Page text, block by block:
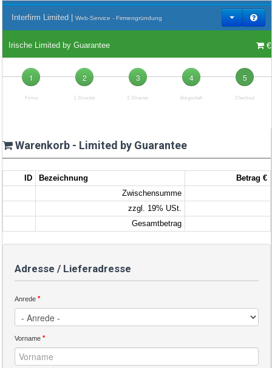
Interfirm Limited | Web-Service - Firmengründung
Irische Limited by Guarantee €
1
Firma
2
1. Director
3
2. Director
4
Bürgschaft
5
Checkout
Warenkorb - Limited by Guarantee
ID Bezeichnung
Betrag €
Zwischensumme
zzgl. 19% USt.
Gesamtbetrag
Adresse / Lieferadresse
Anrede *
Vorname *